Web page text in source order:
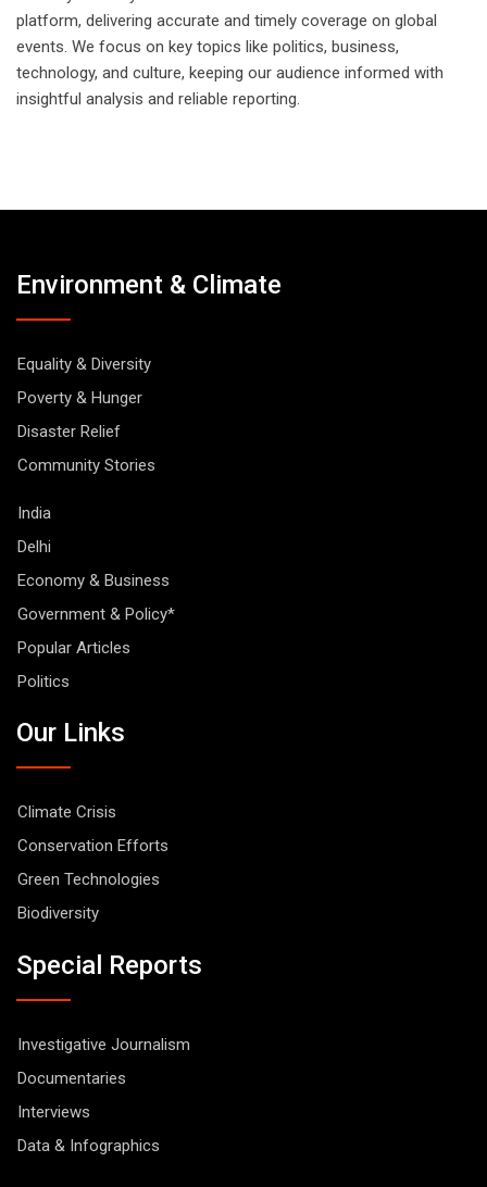
platform, delivering accurate and timely coverage on global
events. We focus on key topics like politics, business,
technology, and culture, keeping our audience informed with
insightful analysis and reliable reporting.
Environment & Climate
Equality & Diversity
Poverty & Hunger
Disaster Relief
Community Stories
India
Delhi
Economy & Business
Government & Policy*
Popular Articles
Politics
Our Links
Climate Crisis
Conservation Efforts
Green Technologies
Biodiversity
Special Reports
Investigative Journalism
Documentaries
Interviews
Data & Infographics